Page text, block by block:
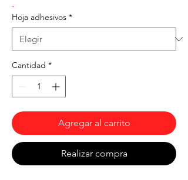
-
Hoja adhesivos *
Cantidad *
Agregar al carrito
Realizar compra